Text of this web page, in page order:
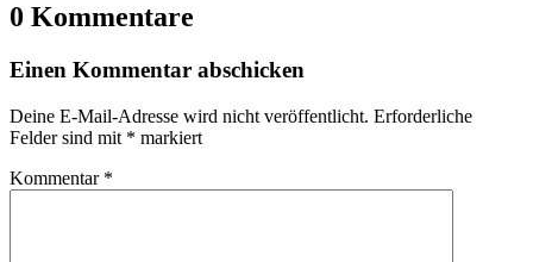
0 Kommentare
Einen Kommentar abschicken
Deine E-Mail-Adresse wird nicht veröffentlicht. Erforderliche
Felder sind mit * markiert
Kommentar *